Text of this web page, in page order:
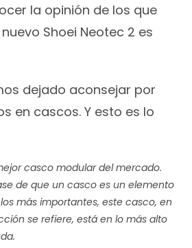
la opinión de los que
Shoei Neotec 2 es
dejado aconsejar por
en cascos. Y esto es lo
casco modular del mercado.
de que un casco es un elemento
más importantes, este casco, en
se refiere, está en lo más alto